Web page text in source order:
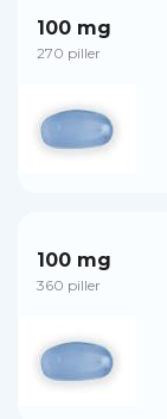
100 mg
270 piller
100 mg
360 piller